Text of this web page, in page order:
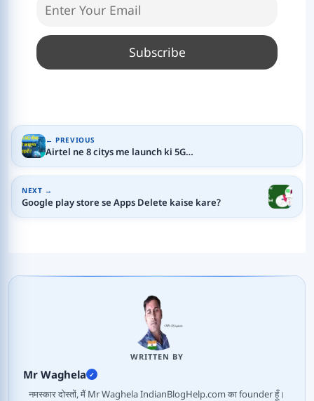
← PREVIOUS
Airtel ne 8 citys me launch ki 5G…
NEXT →
Google play store se Apps Delete kaise kare?
WRITTEN BY
Mr Waghela ✓
नमस्कार दोस्तों, मैं Mr Waghela IndianBlogHelp.com का founder हूँ।